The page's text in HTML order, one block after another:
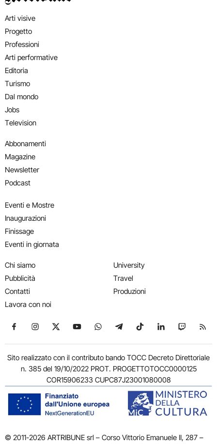
Arti visive
Progetto
Professioni
Arti performative
Editoria
Turismo
Dal mondo
Jobs
Television
Abbonamenti
Magazine
Newsletter
Podcast
Eventi e Mostre
Inaugurazioni
Finissage
Eventi in giornata
Chi siamo
Pubblicità
Contatti
Lavora con noi
University
Travel
Produzioni
Seguici su Facebook
Seguici su Instagram
Seguici su X
Seguici su YouTube
Seguici su WhatsApp
Seguici su Telegram
Seguici su TikTok
Seguici su
Seguici
Sito realizzato con il contributo bando TOCC Decreto Direttoriale
n. 385 del 19/10/2022 PROT. PROGETTOTOCC0000125
COR15906233 CUPC87J23001080008
© 2011-2026 ARTRIBUNE srl – Corso Vittorio Emanuele II, 287 –